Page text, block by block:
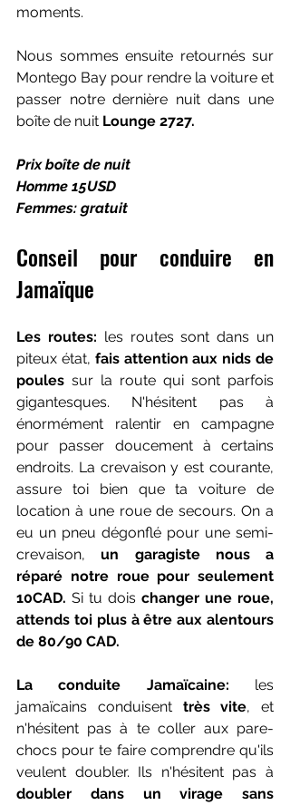
moments.
Nous sommes ensuite retournés sur
Montego Bay pour rendre la voiture et
passer notre dernière nuit dans une
boîte de nuit Lounge 2727.
Prix boîte de nuit
Homme 15USD
Femmes: gratuit
Conseil pour conduire en
Jamaïque
Les routes: les routes sont dans un
piteux état, fais attention aux nids de
poules sur la route qui sont parfois
gigantesques. N'hésitent pas à
énormément ralentir en campagne
pour passer doucement à certains
endroits. La crevaison y est courante,
assure toi bien que ta voiture de
location à une roue de secours. On a
eu un pneu dégonflé pour une semi-
crevaison, un garagiste nous a
réparé notre roue pour seulement
10CAD. Si tu dois changer une roue,
attends toi plus à être aux alentours
de 80/90 CAD.
La conduite Jamaïcaine: les
jamaïcains conduisent très vite, et
n'hésitent pas à te coller aux pare-
chocs pour te faire comprendre qu'ils
doubler dans un virage sans